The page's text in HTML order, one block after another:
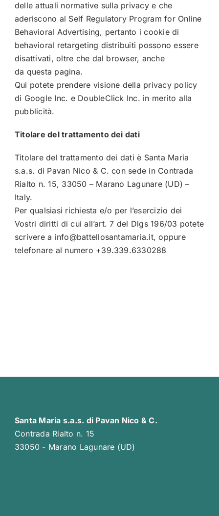
delle attuali normative sulla privacy e che
aderiscono al Self Regulatory Program for Online
Behavioral Advertising, pertanto i cookie di
behavioral retargeting distribuiti possono essere
disattivati, oltre che dal browser, anche
da questa pagina.
Qui potete prendere visione della privacy policy
di Google Inc. e DoubleClick Inc. in merito alla
pubblicità.
Titolare del trattamento dei dati
Titolare del trattamento dei dati è Santa Maria
s.a.s. di Pavan Nico & C. con sede in Contrada
Rialto n. 15, 33050 – Marano Lagunare (UD) –
Italy.
Per qualsiasi richiesta e/o per l’esercizio dei
Vostri diritti di cui all’art. 7 del Dlgs 196/03 potete
scrivere a info@battellosantamaria.it, oppure
telefonare al numero +39.339.6330288
Santa Maria s.a.s. di Pavan Nico & C.
Contrada Rialto n. 15
33050 - Marano Lagunare (UD)